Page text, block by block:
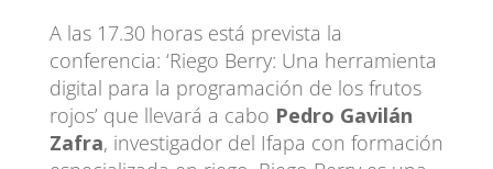
A las 17.30 horas está prevista la
conferencia: ‘Riego Berry: Una herramienta
digital para la programación de los frutos
rojos’ que llevará a cabo Pedro Gavilán
Zafra, investigador del Ifapa con formación